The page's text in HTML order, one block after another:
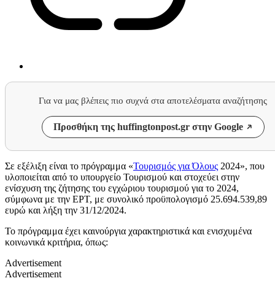
Για να μας βλέπεις πιο συχνά στα αποτελέσματα αναζήτησης
Προσθήκη της huffingtonpost.gr στην Google
Σε εξέλιξη είναι το πρόγραμμα «Τουρισμός για Όλους 2024», που
υλοποιείται από το υπουργείο Τουρισμού και στοχεύει στην
ενίσχυση της ζήτησης του εγχώριου τουρισμού για το 2024,
σύμφωνα με την ΕΡΤ, με συνολικό προϋπολογισμό 25.694.539,89
ευρώ και λήξη την 31/12/2024.
Το πρόγραμμα έχει καινούργια χαρακτηριστικά και ενισχυμένα
κοινωνικά κριτήρια, όπως:
Advertisement
Advertisement